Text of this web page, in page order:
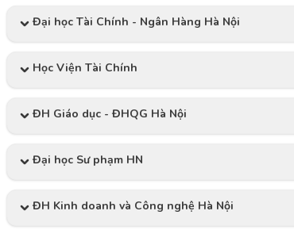
Đại học Tài Chính - Ngân Hàng Hà Nội
Học Viện Tài Chính
ĐH Giáo dục - ĐHQG Hà Nội
Đại học Sư phạm HN
ĐH Kinh doanh và Công nghệ Hà Nội